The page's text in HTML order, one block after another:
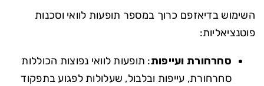
השימוש בדיאזפם כרוך במספר תופעות לוואי וסכנות
פוטנציאליות:
סחרחורת ועייפות: תופעות לוואי נפוצות הכוללות
סחרחורת, עייפות ובלבול, שעלולות לפגוע בתפקוד